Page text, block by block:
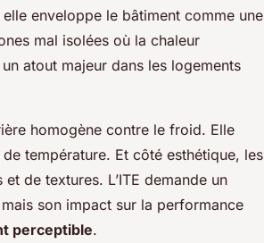
enveloppe le bâtiment comme une
mal isolées où la chaleur
atout majeur dans les logements
homogène contre le froid. Elle
température. Et côté esthétique, les
de textures. L’ITE demande un
son impact sur la performance
perceptible.